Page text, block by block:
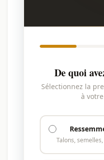
De quoi
Sélectionnez la
à
Talons,